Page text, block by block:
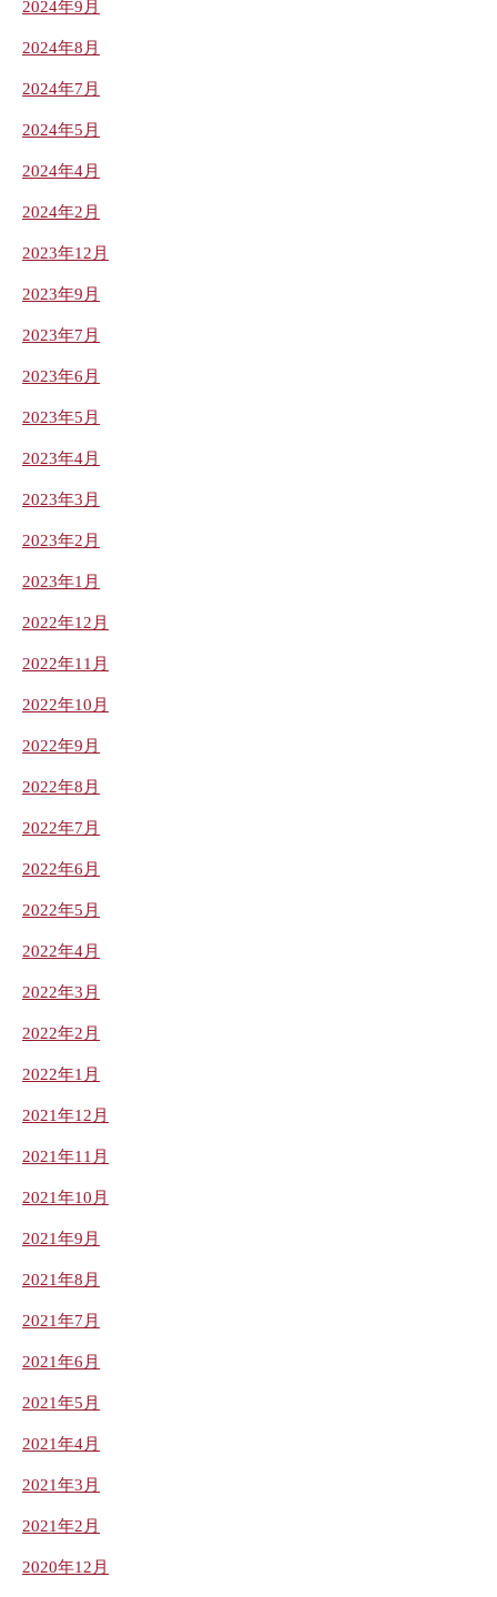
2024年9月
2024年8月
2024年7月
2024年5月
2024年4月
2024年2月
2023年12月
2023年9月
2023年7月
2023年6月
2023年5月
2023年4月
2023年3月
2023年2月
2023年1月
2022年12月
2022年11月
2022年10月
2022年9月
2022年8月
2022年7月
2022年6月
2022年5月
2022年4月
2022年3月
2022年2月
2022年1月
2021年12月
2021年11月
2021年10月
2021年9月
2021年8月
2021年7月
2021年6月
2021年5月
2021年4月
2021年3月
2021年2月
2020年12月